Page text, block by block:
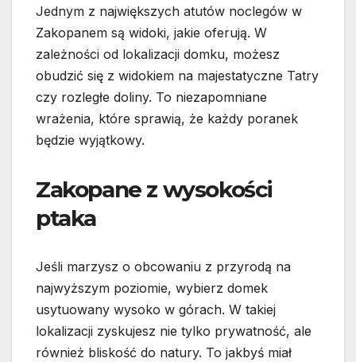
Jednym z największych atutów noclegów w
Zakopanem są widoki, jakie oferują. W
zależności od lokalizacji domku, możesz
obudzić się z widokiem na majestatyczne Tatry
czy rozległe doliny. To niezapomniane
wrażenia, które sprawią, że każdy poranek
będzie wyjątkowy.
Zakopane z wysokości
ptaka
Jeśli marzysz o obcowaniu z przyrodą na
najwyższym poziomie, wybierz domek
usytuowany wysoko w górach. W takiej
lokalizacji zyskujesz nie tylko prywatność, ale
również bliskość do natury. To jakbyś miał